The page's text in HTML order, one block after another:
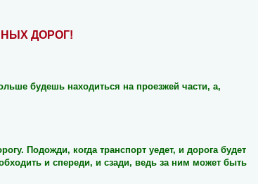
ДОРОГ!
будешь находиться на проезжей части, а,
Подожди, когда транспорт уедет, и дорога будет
и спереди, и сзади, ведь за ним может быть